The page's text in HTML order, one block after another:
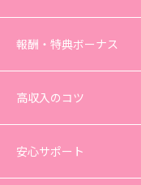
報酬・特典ボーナス
高収入のコツ
安心サポート